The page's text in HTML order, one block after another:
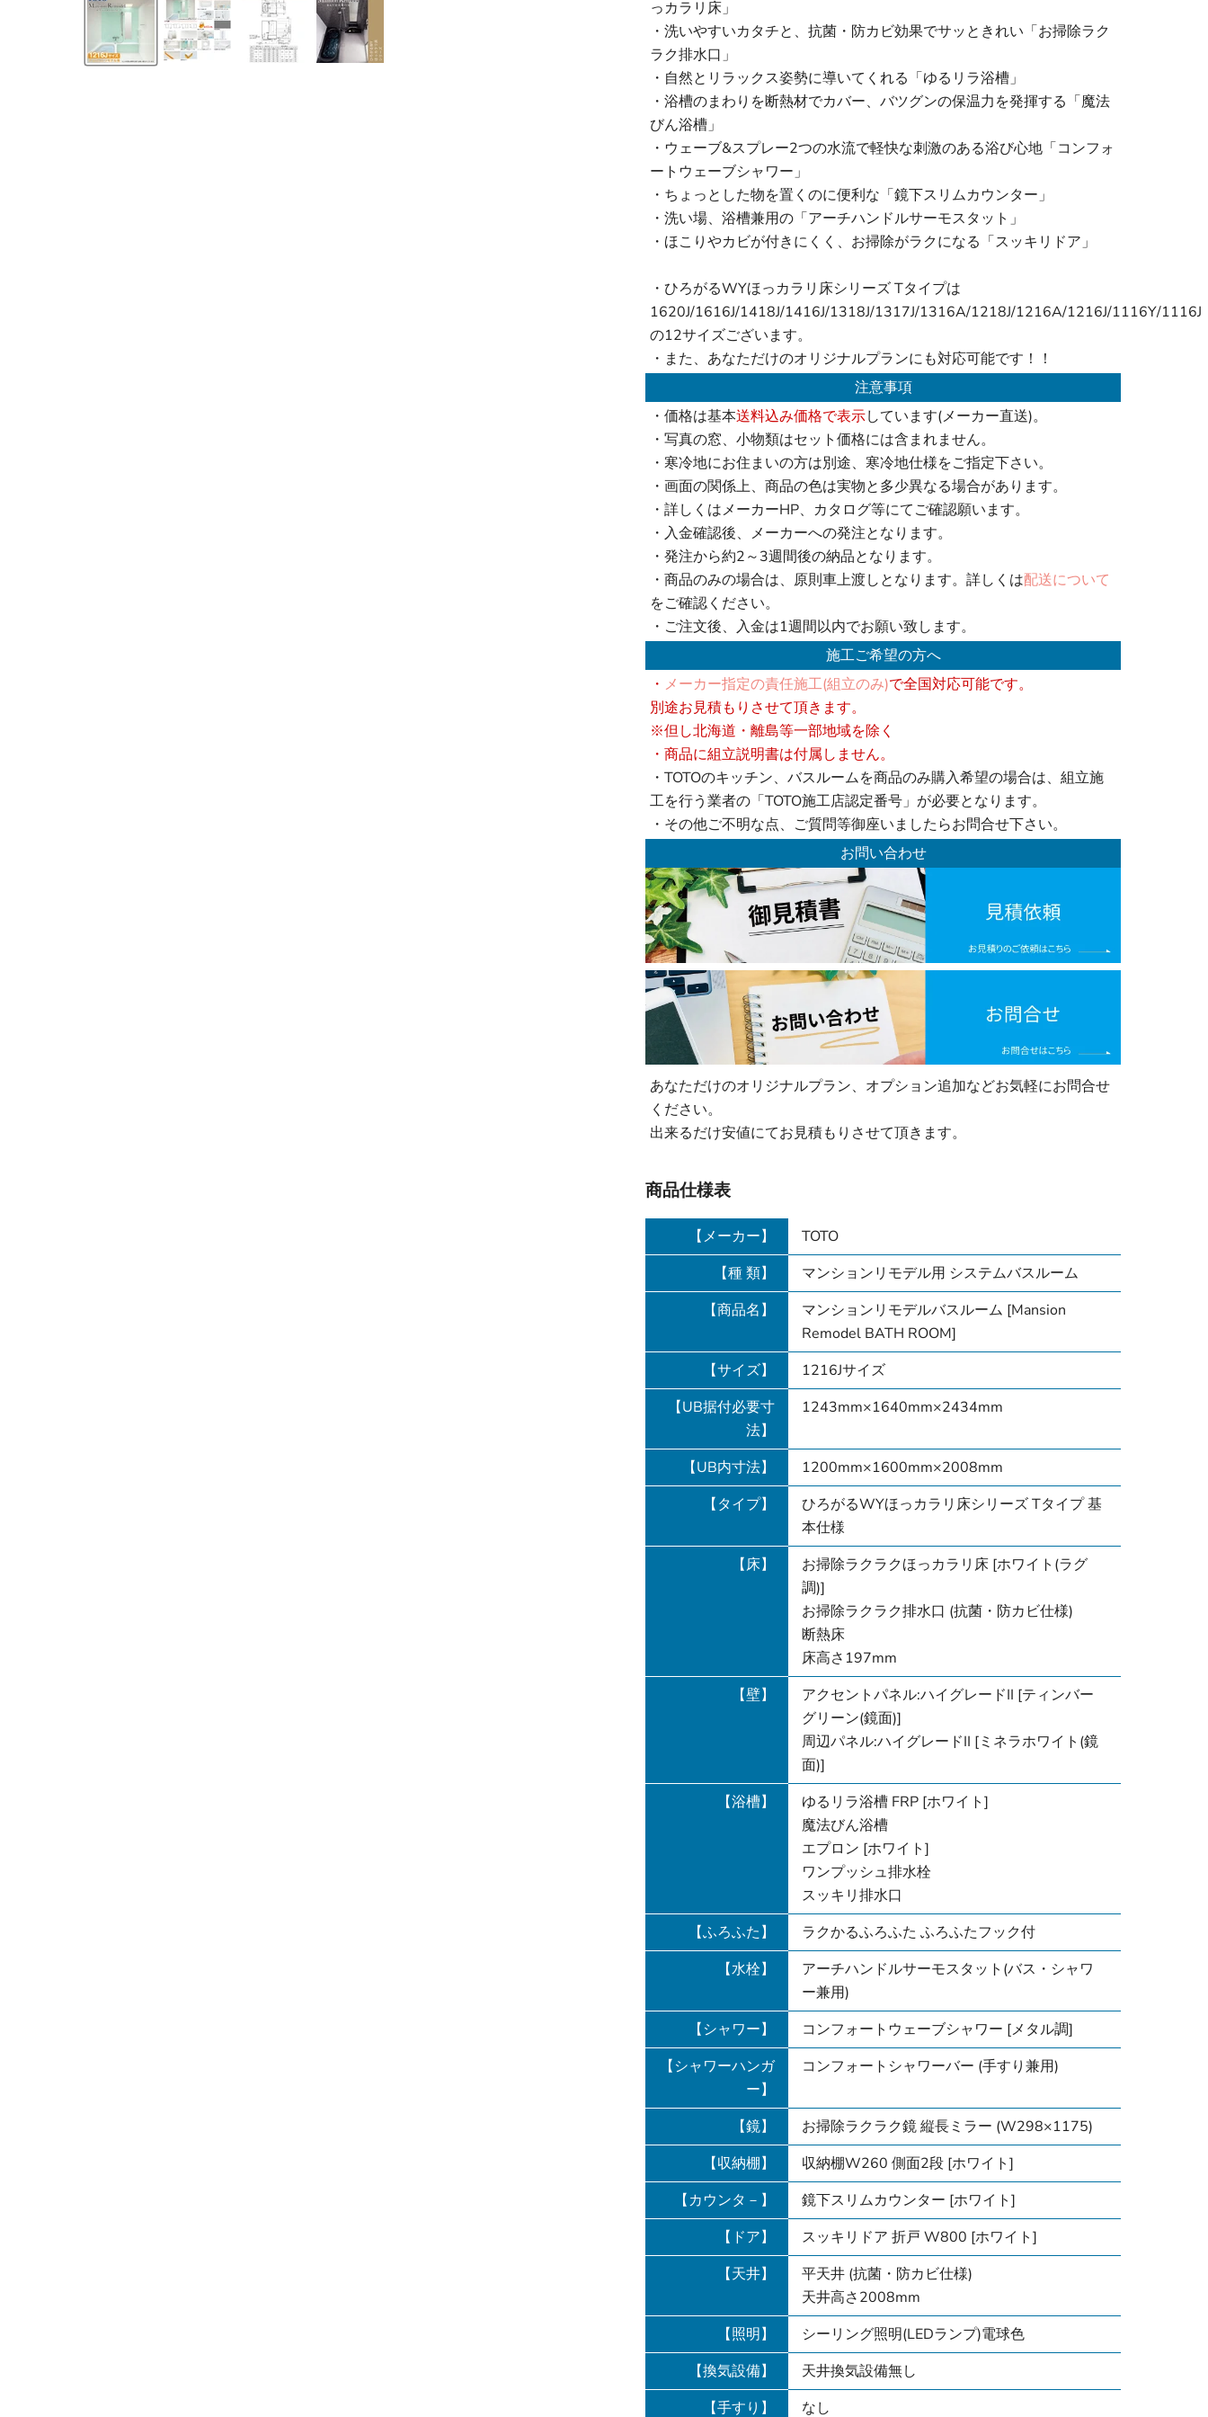
っカラリ床」
・洗いやすいカタチと、抗菌・防カビ効果でサッときれい「お掃除ラク
ラク排水口」
・自然とリラックス姿勢に導いてくれる「ゆるリラ浴槽」
・浴槽のまわりを断熱材でカバー、バツグンの保温力を発揮する「魔法
びん浴槽」
・ウェーブ&スプレー2つの水流で軽快な刺激のある浴び心地「コンフォ
ートウェーブシャワー」
・ちょっとした物を置くのに便利な「鏡下スリムカウンター」
・洗い場、浴槽兼用の「アーチハンドルサーモスタット」
・ほこりやカビが付きにくく、お掃除がラクになる「スッキリドア」
・ひろがるWYほっカラリ床シリーズ Tタイプは
1620J/1616J/1418J/1416J/1318J/1317J/1316A/1218J/1216A/1216J/1116Y/1116J
の12サイズございます。
・また、あなただけのオリジナルプランにも対応可能です！！
注意事項
・価格は基本送料込み価格で表示しています(メーカー直送)。
・写真の窓、小物類はセット価格には含まれません。
・寒冷地にお住まいの方は別途、寒冷地仕様をご指定下さい。
・画面の関係上、商品の色は実物と多少異なる場合があります。
・詳しくはメーカーHP、カタログ等にてご確認願います。
・入金確認後、メーカーへの発注となります。
・発注から約2～3週間後の納品となります。
・商品のみの場合は、原則車上渡しとなります。詳しくは配送について
をご確認ください。
・ご注文後、入金は1週間以内でお願い致します。
施工ご希望の方へ
・ メーカー指定の責任施工(組立のみ)で全国対応可能です。
別途お見積もりさせて頂きます。
※但し北海道・離島等一部地域を除く
・商品に組立説明書は付属しません。
・TOTOのキッチン、バスルームを商品のみ購入希望の場合は、組立施
工を行う業者の「TOTO施工店認定番号」が必要となります。
・その他ご不明な点、ご質問等御座いましたらお問合せ下さい。
お問い合わせ
あなただけのオリジナルプラン、オプション追加などお気軽にお問合せ
ください。
出来るだけ安値にてお見積もりさせて頂きます。
商品仕様表
【メーカー】
TOTO
【種 類】
マンションリモデル用 システムバスルーム
【商品名】
マンションリモデルバスルーム [Mansion
Remodel BATH ROOM]
【サイズ】
1216Jサイズ
【UB据付必要寸
法】
1243mm×1640mm×2434mm
【UB内寸法】
1200mm×1600mm×2008mm
【タイプ】
ひろがるWYほっカラリ床シリーズ Tタイプ 基
本仕様
【床】
お掃除ラクラクほっカラリ床 [ホワイト(ラグ
調)]
お掃除ラクラク排水口 (抗菌・防カビ仕様)
断熱床
床高さ197mm
【壁】
アクセントパネル:ハイグレードII [ティンバー
グリーン(鏡面)]
周辺パネル:ハイグレードII [ミネラホワイト(鏡
面)]
【浴槽】
ゆるリラ浴槽 FRP [ホワイト]
魔法びん浴槽
エプロン [ホワイト]
ワンプッシュ排水栓
スッキリ排水口
【ふろふた】
ラクかるふろふた ふろふたフック付
【水栓】
アーチハンドルサーモスタット(バス・シャワ
ー兼用)
【シャワー】
コンフォートウェーブシャワー [メタル調]
【シャワーハンガ
ー】
コンフォートシャワーバー (手すり兼用)
【鏡】
お掃除ラクラク鏡 縦長ミラー (W298×1175)
【収納棚】
収納棚W260 側面2段 [ホワイト]
【カウンタ－】
鏡下スリムカウンター [ホワイト]
【ドア】
スッキリドア 折戸 W800 [ホワイト]
【天井】
平天井 (抗菌・防カビ仕様)
天井高さ2008mm
【照明】
シーリング照明(LEDランプ)電球色
【換気設備】
天井換気設備無し
【手すり】
なし